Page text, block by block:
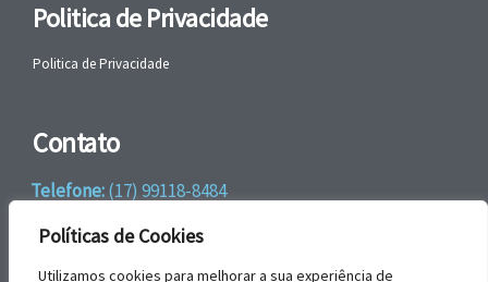
Políticas de Cookies
Utilizamos cookies para melhorar a sua experiência de
Politica de Privacidade
Politica de Privacidade
Contato
Telefone:(17) 99118-8484
WhatsApp:+55 (17) 99118-8484
email:faleconosco@gbrengenharia.com